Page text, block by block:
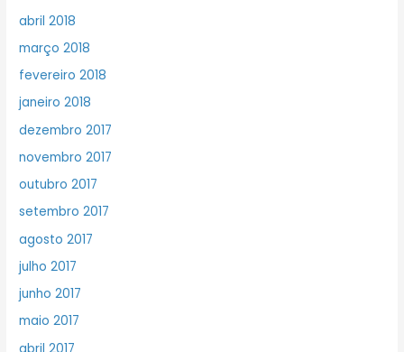
abril 2018
março 2018
fevereiro 2018
janeiro 2018
dezembro 2017
novembro 2017
outubro 2017
setembro 2017
agosto 2017
julho 2017
junho 2017
maio 2017